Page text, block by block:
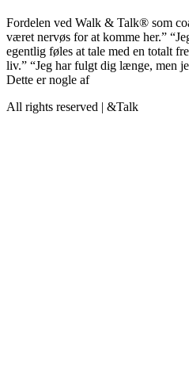
Fordelen ved Walk & Talk® som
været nervøs for at komme her.”
egentlig føles at tale med en totalt
liv.” “Jeg har fulgt dig længe, men
Dette er nogle af
All rights reserved | &Talk